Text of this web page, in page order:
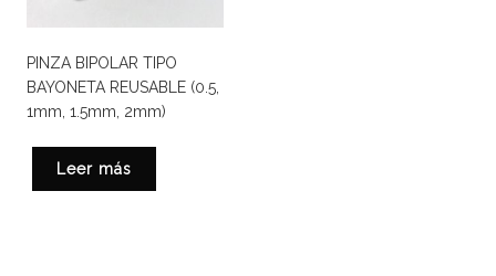
PINZA BIPOLAR TIPO
BAYONETA REUSABLE (0.5,
1mm, 1.5mm, 2mm)
Leer más